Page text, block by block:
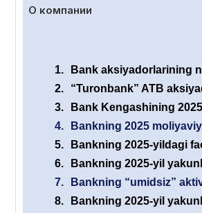
О компании
1.
Bank aksiyadorlarining
2.
“Turonbank” ATB
3.
Bank Kengashining
4.
Bankning 2025
5.
Bankning 2025-yildagi
6.
Bankning 2025-yil
7.
Bankning “umidsiz”
8.
Bankning 2025-yil